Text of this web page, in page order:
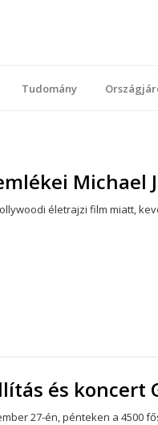
Tudomány
Michael
életrajzi film miatt,
és koncert
27-én, pénteken a 4500